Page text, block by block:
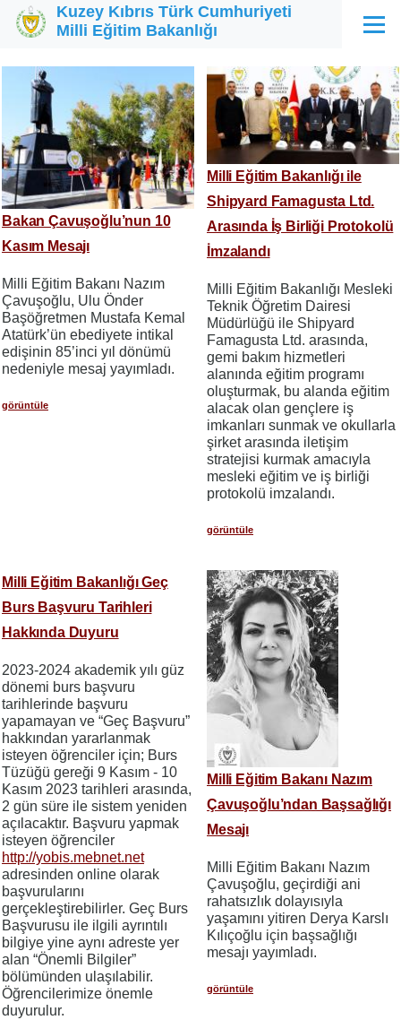
Ana içeriğe atla
Kuzey Kıbrıs Türk Cumhuriyeti
Milli Eğitim Bakanlığı
Menü
Bakan Çavuşoğlu’nun 10
Kasım Mesajı
Milli Eğitim Bakanı Nazım
Çavuşoğlu, Ulu Önder
Başöğretmen Mustafa Kemal
Atatürk’ün ebediyete intikal
edişinin 85’inci yıl dönümü
nedeniyle mesaj yayımladı.
görüntüle
Milli Eğitim Bakanlığı ile
Shipyard Famagusta Ltd.
Arasında İş Birliği Protokolü
İmzalandı
Milli Eğitim Bakanlığı Mesleki
Teknik Öğretim Dairesi
Müdürlüğü ile Shipyard
Famagusta Ltd. arasında,
gemi bakım hizmetleri
alanında eğitim programı
oluşturmak, bu alanda eğitim
alacak olan gençlere iş
imkanları sunmak ve okullarla
şirket arasında iletişim
stratejisi kurmak amacıyla
mesleki eğitim ve iş birliği
protokolü imzalandı.
görüntüle
Milli Eğitim Bakanlığı Geç
Burs Başvuru Tarihleri
Hakkında Duyuru
2023-2024 akademik yılı güz
dönemi burs başvuru
tarihlerinde başvuru
yapamayan ve “Geç Başvuru”
hakkından yararlanmak
isteyen öğrenciler için; Burs
Tüzüğü gereği 9 Kasım - 10
Kasım 2023 tarihleri arasında,
2 gün süre ile sistem yeniden
açılacaktır. Başvuru yapmak
isteyen öğrenciler
http://yobis.mebnet.net
adresinden online olarak
başvurularını
gerçekleştirebilirler. Geç Burs
Başvurusu ile ilgili ayrıntılı
bilgiye yine aynı adreste yer
alan “Önemli Bilgiler”
bölümünden ulaşılabilir.
Öğrencilerimize önemle
duyurulur.
Milli Eğitim Bakanı Nazım
Çavuşoğlu’ndan Başsağlığı
Mesajı
Milli Eğitim Bakanı Nazım
Çavuşoğlu, geçirdiği ani
rahatsızlık dolayısıyla
yaşamını yitiren Derya Karslı
Kılıçoğlu için başsağlığı
mesajı yayımladı.
görüntüle